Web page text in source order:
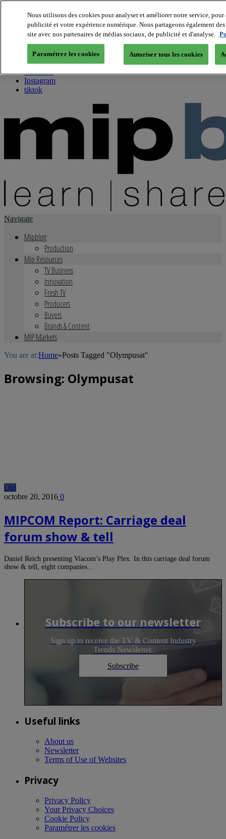
About us
Twitter
Facebook
Youtube
Instagram
tiktok
Navigate
Mipblog
Production
Mip Resources
TV Business
Innovation
Fresh TV
Producers
Buyers
Brands & Content
MIP Markets
You are at:Home»Posts Tagged "Olympusat"
Browsing: Olympusat
Old
octobre 20, 2016 0
MIPCOM Report: Carriage deal
forum show & tell
Daniel Reich presenting Viacom’s Play Plex. In this carriage deal forum
show & tell, eight companies…
Subscribe to our newsletter
Sign up to receive the TV & Content Industry
Trends Newsletter.
Subscribe
Useful links
About us
Newsletter
Terms of Use of Websites
Privacy
Privacy Policy
Your Privacy Choices
Cookie Policy
Paramétrer les cookies
Nous utilisons des cookies pour analyser et améliorer notre service,
publicité et votre expérience numérique. Nous partageons également
site avec nos partenaires de médias sociaux, de publicité et d'analyse.
Paramétrer les cookies Autoriser tous les cookies